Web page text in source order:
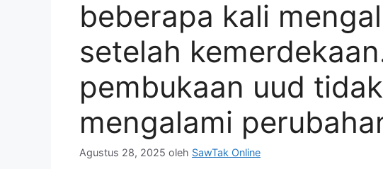
beberapa kali
setelah
pembukaan uud
mengalami
Agustus 28, 2025 oleh SawTak Online